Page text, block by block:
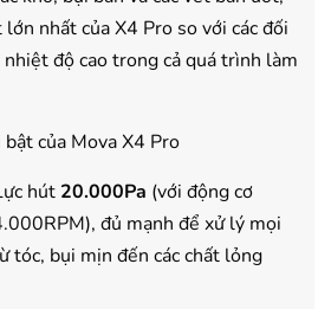
nhất của X4 Pro so với các đối
độ cao trong cả quá trình làm
của Mova X4 Pro
hút 20.000Pa (với động cơ
đủ mạnh để xử lý mọi
tóc, bụi mịn đến các chất lỏng